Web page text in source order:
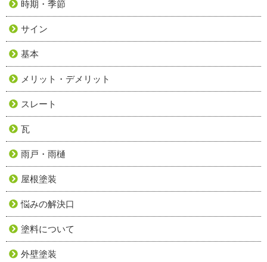
時期・季節
サイン
基本
メリット・デメリット
スレート
瓦
雨戸・雨樋
屋根塗装
悩みの解決口
塗料について
外壁塗装